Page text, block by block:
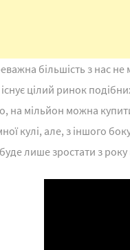
більшість з нас
цілий ринок
на мільйон можна
кулі, але, з іншого
буде лише зростати з року